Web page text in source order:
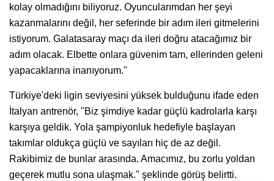
kolay olmadığını biliyoruz. Oyuncularımdan her şeyi
kazanmalarını değil, her seferinde bir adım ileri gitmelerini
istiyorum. Galatasaray maçı da ileri doğru atacağımız bir
adım olacak. Elbette onlara güvenim tam, ellerinden geleni
yapacaklarına inanıyorum."
Türkiye'deki ligin seviyesini yüksek bulduğunu ifade eden
İtalyan antrenör, "Biz şimdiye kadar güçlü kadrolarla karşı
karşıya geldik. Yola şampiyonluk hedefiyle başlayan
takımlar oldukça güçlü ve sayıları hiç de az değil.
Rakibimiz de bunlar arasında. Amacımız, bu zorlu yoldan
geçerek mutlu sona ulaşmak." şeklinde görüş belirtti.